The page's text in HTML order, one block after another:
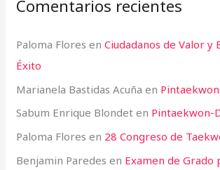
Comentarios recientes
Paloma Flores enCiudadanos de Valor y
Éxito
Marianela Bastidas Acuña en
Sabum Enrique Blondet en Pintaekwon-
Paloma Flores en 28 Congreso de
Benjamin Paredes en Examen de Grado